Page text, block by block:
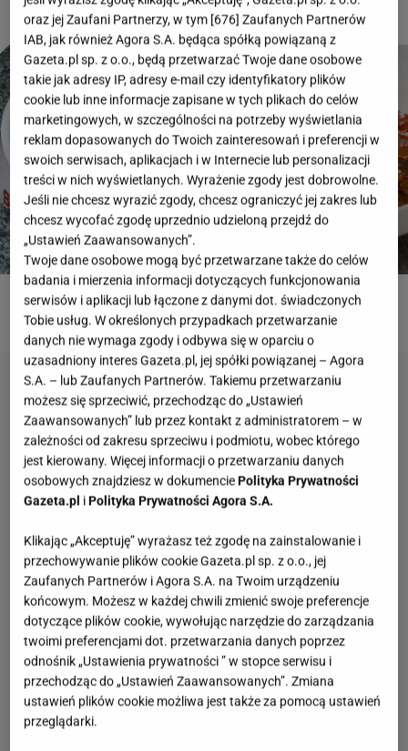
ROZWIĄŻ QUIZ
oraz jej Zaufani Partnerzy, w tym [676] Zaufanych Partnerów
IAB, jak również Agora S.A. będąca spółką powiązaną z
Gazeta.pl sp. z o.o., będą przetwarzać Twoje dane osobowe
takie jak adresy IP, adresy e-mail czy identyfikatory plików
cookie lub inne informacje zapisane w tych plikach do celów
marketingowych, w szczególności na potrzeby wyświetlania
reklam dopasowanych do Twoich zainteresowań i preferencji w
swoich serwisach, aplikacjach i w Internecie lub personalizacji
treści w nich wyświetlanych. Wyrażenie zgody jest dobrowolne.
Jeśli nie chcesz wyrazić zgody, chcesz ograniczyć jej zakres lub
chcesz wycofać zgodę uprzednio udzieloną przejdź do
„Ustawień Zaawansowanych”.
Twoje dane osobowe mogą być przetwarzane także do celów
badania i mierzenia informacji dotyczących funkcjonowania
serwisów i aplikacji lub łączone z danymi dot. świadczonych
Tobie usług. W określonych przypadkach przetwarzanie
danych nie wymaga zgody i odbywa się w oparciu o
uzasadniony interes Gazeta.pl, jej spółki powiązanej – Agora
S.A. – lub Zaufanych Partnerów. Takiemu przetwarzaniu
możesz się sprzeciwić, przechodząc do „Ustawień
Zaawansowanych” lub przez kontakt z administratorem – w
zależności od zakresu sprzeciwu i podmiotu, wobec którego
jest kierowany. Więcej informacji o przetwarzaniu danych
osobowych znajdziesz w dokumencie Polityka Prywatności
Gazeta.pl i Polityka Prywatności Agora S.A.
Klikając „Akceptuję” wyrażasz też zgodę na zainstalowanie i
przechowywanie plików cookie Gazeta.pl sp. z o.o., jej
Zaufanych Partnerów i Agora S.A. na Twoim urządzeniu
końcowym. Możesz w każdej chwili zmienić swoje preferencje
dotyczące plików cookie, wywołując narzędzie do zarządzania
twoimi preferencjami dot. przetwarzania danych poprzez
odnośnik „Ustawienia prywatności ” w stopce serwisu i
przechodząc do „Ustawień Zaawansowanych”. Zmiana
ustawień plików cookie możliwa jest także za pomocą ustawień
przeglądarki.